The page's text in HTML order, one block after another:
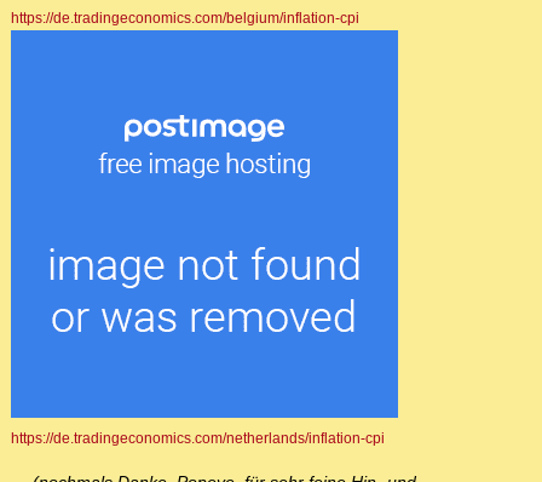
https://de.tradingeconomics.com/belgium/inflation-cpi
https://de.tradingeconomics.com/netherlands/inflation-cpi